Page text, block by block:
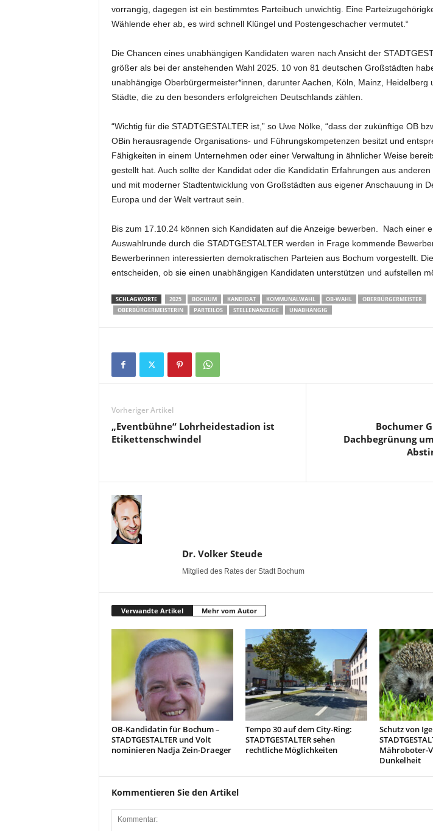
vorrangig, dagegen ist ein bestimmtes Parteibuch unwichtig. Eine
Wählende eher ab, es wird schnell Klüngel und Postengeschacher vermutet.“
Die Chancen eines unabhängigen Kandidaten waren nach Ansicht der
größer als bei der anstehenden Wahl 2025. 10 von 81 deutschen Großstädten
unabhängige Oberbürgermeister*innen, darunter Aachen, Köln, Mainz, Heidelberg
Städte, die zu den besonders erfolgreichen Deutschlands zählen.
“Wichtig für die STADTGESTALTER ist,” so Uwe Nölke, “dass der zukünftige OB
OBin herausragende Organisations- und Führungskompetenzen besitzt und
Fähigkeiten in einem Unternehmen oder einer Verwaltung in ähnlicher Weise
gestellt hat. Auch sollte der Kandidat oder die Kandidatin Erfahrungen aus anderen
und mit moderner Stadtentwicklung von Großstädten aus eigener Anschauung in
Europa und der Welt vertraut sein.
Bis zum 17.10.24 können sich Kandidaten auf die Anzeige bewerben. Nach einer
Auswahlrunde durch die STADTGESTALTER werden in Frage kommende
Bewerberinnen interessierten demokratischen Parteien aus Bochum vorgestellt.
entscheiden, ob sie einen unabhängigen Kandidaten unterstützen und aufstellen
SCHLAGWORTE 2025 BOCHUM KANDIDAT KOMMUNALWAHL OB-WAHL
OBERBÜRGERMEISTER
OBERBÜRGERMEISTERIN
PARTEILOS STELLENANZEIGE UNABHÄNGIG
Vorheriger Artikel
„Eventbühne“ Lohrheidestadion ist
Etikettenschwindel
Bochumer
Dachbegrünung
Dr. Volker Steude
Mitglied des Rates der Stadt Bochum
Verwandte Artikel Mehr vom Autor
OB-Kandidatin für Bochum –
STADTGESTALTER und Volt
nominieren Nadja Zein-Draeger
Tempo 30 auf dem City-Ring:
STADTGESTALTER sehen
rechtliche Möglichkeiten
Schutz von
Mähroboter-
Dunkelheit
Kommentieren Sie den Artikel